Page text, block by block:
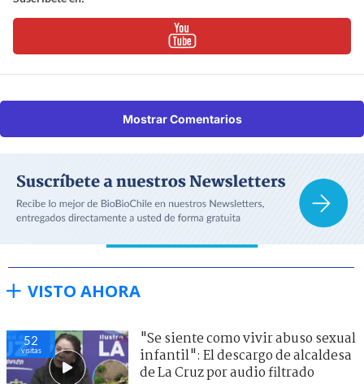
Mostrar Comentarios
VISTO AHORA
52
visitas
"Se siente como vivir abuso sexual
infantil": El descargo de alcaldesa
de La Cruz por audio filtrado